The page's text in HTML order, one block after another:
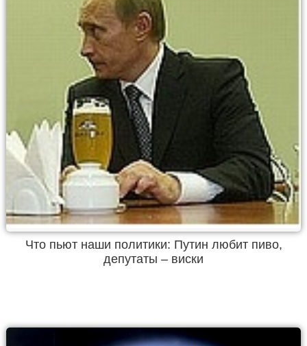
Что пьют наши политики: Путин любит пиво,
депутаты – виски